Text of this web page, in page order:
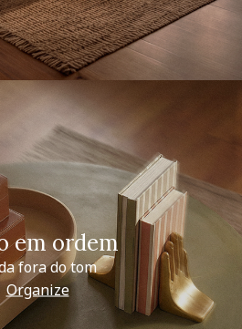
em ordem
fora do tom
Organize